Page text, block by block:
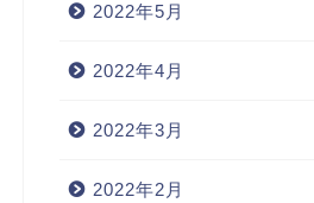
2022年5月
2022年4月
2022年3月
2022年2月